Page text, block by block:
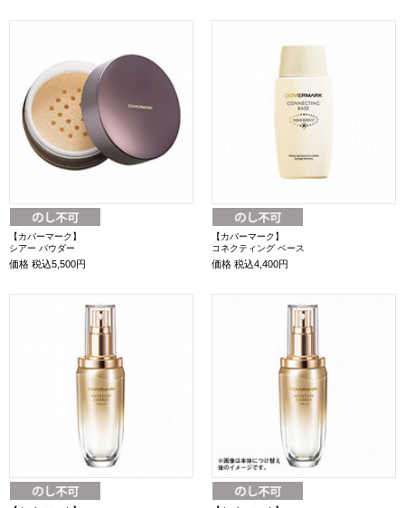
【カバーマーク】
シアー パウダー
価格 税込5,500円
【カバーマーク】
コネクティング ベース
価格 税込4,400円